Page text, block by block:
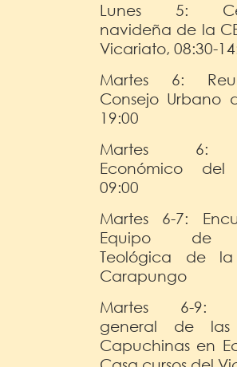
Lunes 5:
navideña de la
Vicariato, 08:30-
Martes 6:
Consejo Urbano
19:00
Martes 6:
Económico del
09:00
Martes 6-7:
Equipo de
Teológica de
Carapungo
Martes 6-9:
general de las
Capuchinas en